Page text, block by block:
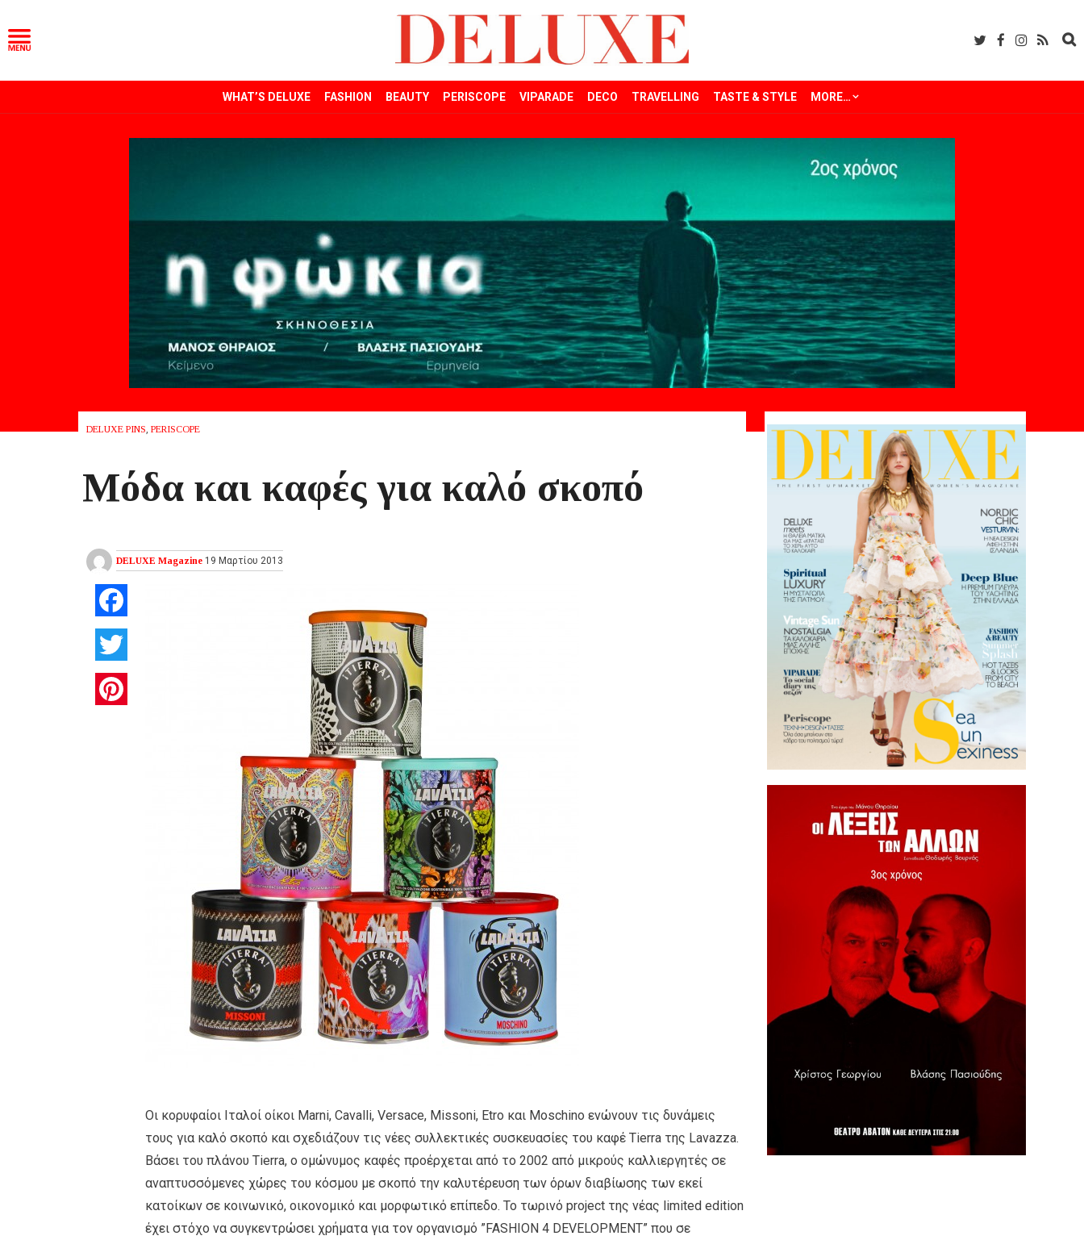
WHAT’S DELUXE FASHION BEAUTY PERISCOPE VIPARADE DECO TRAVELLING TASTE & STYLE MORE…
DELUXE PINS, PERISCOPE
Μόδα και καφές για καλό σκοπό
DELUXE Magazine 19 Μαρτίου 2013
Oι κορυφαίοι Ιταλοί οίκοι Μarni, Cavalli, Versace, Missoni, Etro και Mοschino ενώνουν τις δυνάμεις
τους για καλό σκοπό και σχεδιάζουν τις νέες συλλεκτικές συσκευασίες του καφέ Tierra της Lavazza.
Βάσει του πλάνου Tierra, o ομώνυμος καφές προέρχεται από το 2002 από μικρούς καλλιεργητές σε
αναπτυσσόμενες χώρες του κόσμου με σκοπό την καλυτέρευση των όρων διαβίωσης των εκεί
κατοίκων σε κοινωνικό, οικονομικό και μορφωτικό επίπεδο. Το τωρινό project της νέας limited edition
έχει στόχο να συγκεντρώσει χρήματα για τον οργανισμό ”FASHION 4 DEVELOPMENT” που σε